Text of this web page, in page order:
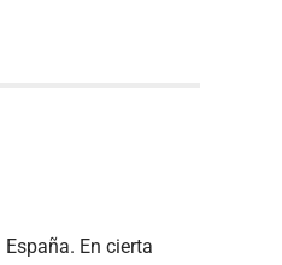
En cierta